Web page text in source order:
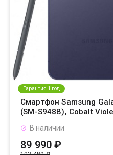
Гарантия 1 год
Смартфон Samsung
(SM-S948B), Cobalt
В наличии
89 990 ₽